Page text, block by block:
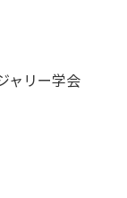
ャリー学会